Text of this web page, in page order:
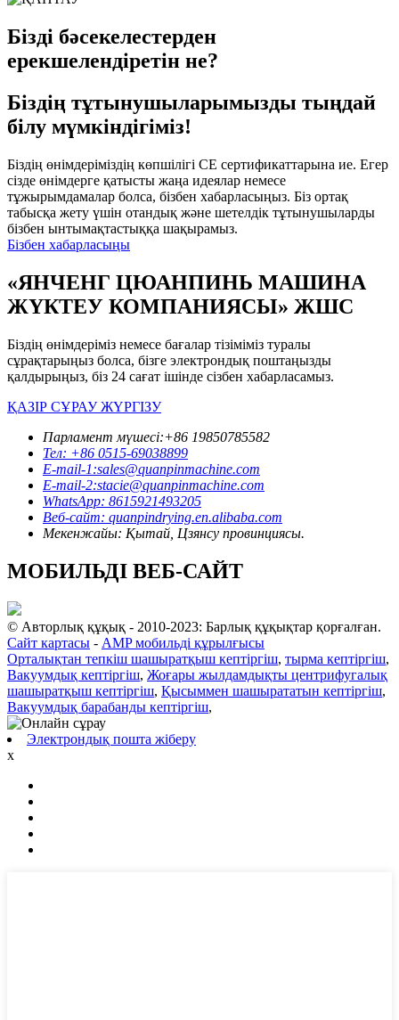
Бізді бәсекелестерден
ерекшелендіретін не?
Біздің тұтынушыларымызды тыңдай
білу мүмкіндігіміз!
Біздің өнімдеріміздің көпшілігі CE сертификаттарына ие. Егер
сізде өнімдерге қатысты жаңа идеялар немесе
тұжырымдамалар болса, бізбен хабарласыңыз. Біз ортақ
табысқа жету үшін отандық және шетелдік тұтынушыларды
бізбен ынтымақтастыққа шақырамыз.
Бізбен хабарласыңы
«ЯНЧЕНГ ЦЮАНПИНЬ МАШИНА
ЖҮКТЕУ КОМПАНИЯСЫ» ЖШС
Біздің өнімдеріміз немесе бағалар тізіміміз туралы
сұрақтарыңыз болса, бізге электрондық поштаңызды
қалдырыңыз, біз 24 сағат ішінде сізбен хабарласамыз.
ҚАЗІР СҰРАУ ЖҮРГІЗУ
Парламент мүшесі:+86 19850785582
Тел: +86 0515-69038899
E-mail-1:sales@quanpinmachine.com
E-mail-2:stacie@quanpinmachine.com
WhatsApp: 8615921493205
Веб-сайт: quanpindrying.en.alibaba.com
Мекенжайы: Қытай, Цзянсу провинциясы.
МОБИЛЬДІ ВЕБ-САЙТ
© Авторлық құқық - 2010-2023: Барлық құқықтар қорғалған.
Сайт картасы - AMP мобильді құрылғысы
Орталықтан тепкіш шашыратқыш кептіргіш, тырма кептіргіш,
Вакуумдық кептіргіш, Жоғары жылдамдықты центрифугалық
шашыратқыш кептіргіш, Қысыммен шашырататын кептіргіш,
Вакуумдық барабанды кептіргіш,
Электрондық пошта жіберу
x